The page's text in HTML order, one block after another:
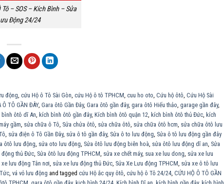
– SOS – Kích Bình – Sửa
Động 24/24
động cứu Hộ ô Tô Sài Gòn cứu Hộ ô tô TPHCM cuu ho oto Cứu hộ ôtô Cứu Hộ Sài
Ô TÔ GẦN ĐÂY, Gara ôtô Gần Đây, Gara ôtô gần đây, gara ôtô Hiếu thảo garage gần đây,
bình ôtô dĩ An kích bình ôtô gần đây, Kích bình ôtô quận 12 kích bình ôtô thủ Đức kích
gầm sửa chữa ô Tô Sửa chửa ôtô sửa chữa ôtô sửa chữa ôtô hcm sửa chữa ôtô lưu
sửa điện ô Tô Gần Đây, sửa ô tô gần đây, Sửa ô to lưu động Sửa ô tô lưu động gần đây
ôtô lưu động sửa oto lưu động Sửa ôtô lưu động biên hoà sửa ôtô lưu động dĩ an Sửa
động thủ Đức Sửa ôtô lưu động TPHCM sửa xe chết máy, sua xe luu dong sửa xe lưu
xe lưu động Tân nơi sửa xe lưu động thủ Đức Sửa Xe Lưu động TPHCM sửa xe ô tô lưu
vá vỏ lưu động and tagged cứu Hộ ắc quy ôtô cứu hộ ô Tô 24/24 CỨU HỘ Ô TÔ GẦN